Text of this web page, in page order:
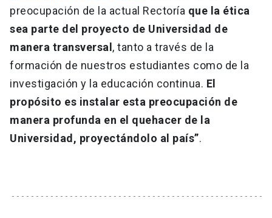
preocupación de la actual Rectoría que la ética
sea parte del proyecto de Universidad de
manera transversal , tanto a través de la
formación de nuestros estudiantes como de la
investigación y la educación continua. El
propósito es instalar esta preocupación de
manera profunda en el quehacer de la
Universidad, proyectándolo al país”.